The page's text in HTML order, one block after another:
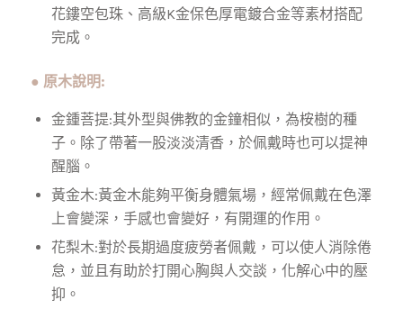
花鏤空包珠、高級K金保色厚電鍍合金等素材搭配
完成。
● 原木說明:
金鍾菩提:其外型與佛教的金鐘相似，為桉樹的種
子。除了帶著一股淡淡清香，於佩戴時也可以提神
醒腦。
黃金木:黃金木能夠平衡身體氣場，經常佩戴在色澤
上會變深，手感也會變好，有開運的作用。
花梨木:對於長期過度疲勞者佩戴，可以使人消除倦
怠，並且有助於打開心胸與人交談，化解心中的壓
抑。